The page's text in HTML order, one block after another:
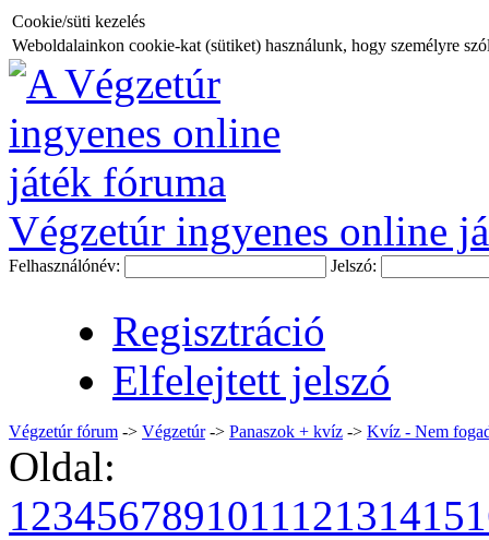
Cookie/süti kezelés
Weboldalainkon cookie-kat (sütiket) használunk, hogy személyre
Végzetúr ingyenes online
Felhasználónév: Jelszó:
Regisztráció
Elfelejtett jelszó
Végzetúr fórum -> Végzetúr-> Panaszok + kvíz -> Kvíz - Nem
Oldal:
123456789101112131415